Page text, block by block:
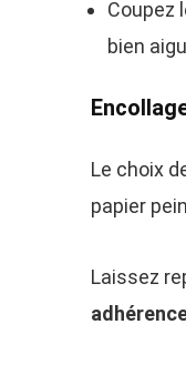
Coupez
bien
Le choix
papier
Laissez